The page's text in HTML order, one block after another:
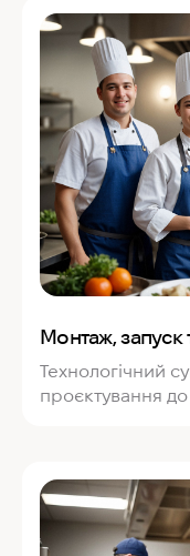
Монтаж, запуск
Технологічний
проєктування до